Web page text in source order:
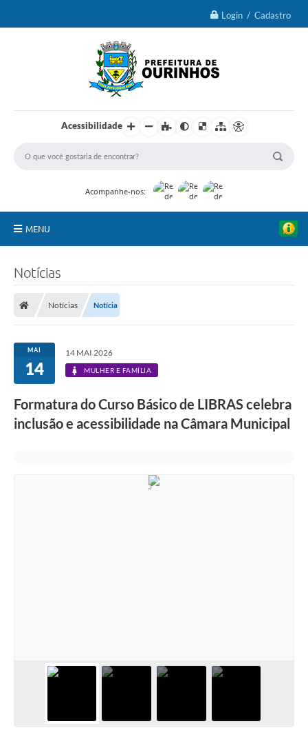
Login / Cadastro
Acessibilidade
Acompanhe-nos:
MENU
Portal da Transparência
Turismo
Secretarias
Notícias
Notícias Notícia
MAI
14
14 MAI 2026
MULHER E FAMÍLIA
Formatura do Curso Básico de LIBRAS celebra
inclusão e acessibilidade na Câmara Municipal